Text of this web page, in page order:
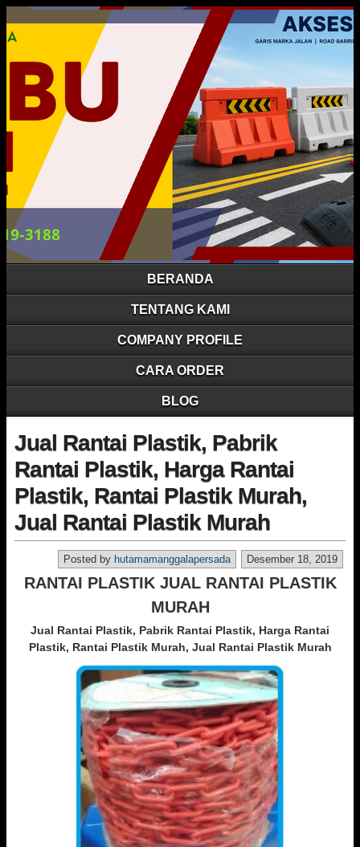
BERANDA
TENTANG KAMI
COMPANY PROFILE
CARA ORDER
BLOG
Jual Rantai Plastik, Pabrik
Rantai Plastik, Harga Rantai
Plastik, Rantai Plastik Murah,
Jual Rantai Plastik Murah
Desember 18, 2019
Posted by hutamamanggalapersada
RANTAI PLASTIK JUAL RANTAI PLASTIK
MURAH
Jual Rantai Plastik, Pabrik Rantai Plastik, Harga Rantai
Plastik, Rantai Plastik Murah, Jual Rantai Plastik Murah